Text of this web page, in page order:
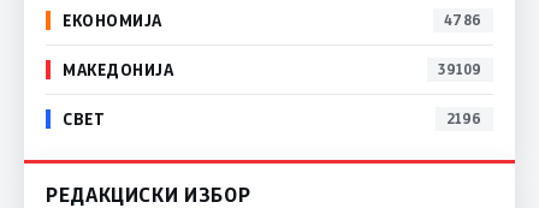
ЕКОНОМИЈА 4786
МАКЕДОНИЈА 39109
СВЕТ 2196
РЕДАКЦИСКИ ИЗБОР